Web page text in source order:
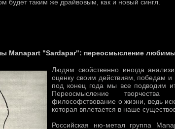
будет таким же драйвовым, как и новый сингл.
Manapart "Sardapar": переосмысление
Людям свойственно иногда
оценку своим действиям, победам
под конец года мы все подводим
Переосмысление
философствование о жизни, ведь
которая вплетается в наше
Российская ню-метал группа